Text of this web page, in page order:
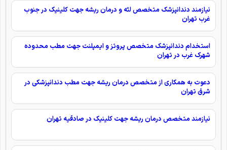
نیازمند دندانپزشک متخصص لثه و درمان ریشه جهت کلینیک در جنوب
غرب تهران
استخدام دندانپزشک متخصص پروتز و ایمپلنت جهت مطب محدوده
شهرک غرب در تهران
دعوت به همکاری از متخصص درمان ریشه جهت مطب دندانپزشکی در
شرق تهران
نیازمند متخصص درمان ریشه جهت کلینیک در صادقیه تهران